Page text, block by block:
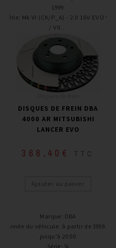
1999
Série: Mk VI (CK/P_A) - 2.0 16V EVO VI
/ VII…
DISQUES DE FREIN DBA
4000 AR MITSUBISHI
LANCER EVO
368,40 € TTC
Ajouter au panier
Marque: DBA
Année du véhicule: à partir de 1999 /
jusqu’à 2000
Série: Si